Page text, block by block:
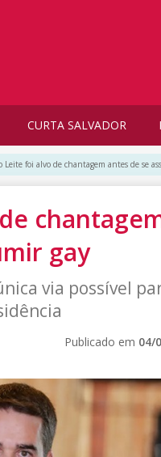
CURTA SALVADOR
Leite foi alvo de chantagem antes de se
gay
via possível
Publicado em 04/